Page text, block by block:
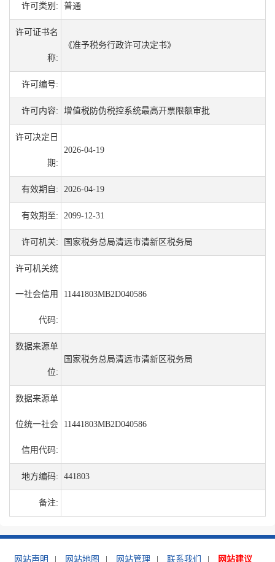
许可类别: 普通
许可证书名
称:
《准予税务行政许可决定书》
许可编号:
许可内容: 增值税防伪税控系统最高开票限额审批
许可决定日
期:
2026-04-19
有效期自: 2026-04-19
有效期至: 2099-12-31
许可机关: 国家税务总局清远市清新区税务局
许可机关统
一社会信用
代码:
11441803MB2D040586
数据来源单
位:
国家税务总局清远市清新区税务局
数据来源单
位统一社会
信用代码:
11441803MB2D040586
地方编码: 441803
备注:
网站声明 网站地图 网站管理 联系我们 网站建议